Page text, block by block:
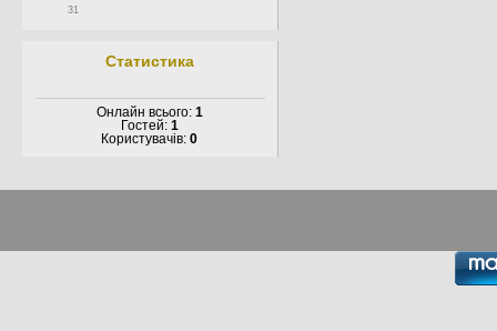
31
Статистика
Онлайн всього: 1
Гостей: 1
Користувачів:0